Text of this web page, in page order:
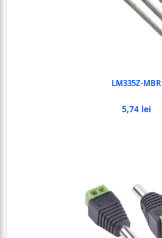
LM335Z-MBR
5,74 lei